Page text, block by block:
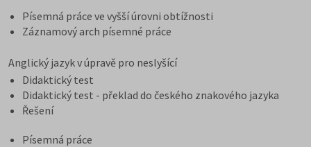
Písemná práce ve vyšší úrovni obtížnosti
Záznamový arch písemné práce
Anglický jazyk v úpravě pro neslyšící
Didaktický test
Didaktický test - překlad do českého znakového jazyka
Řešení
Písemná práce